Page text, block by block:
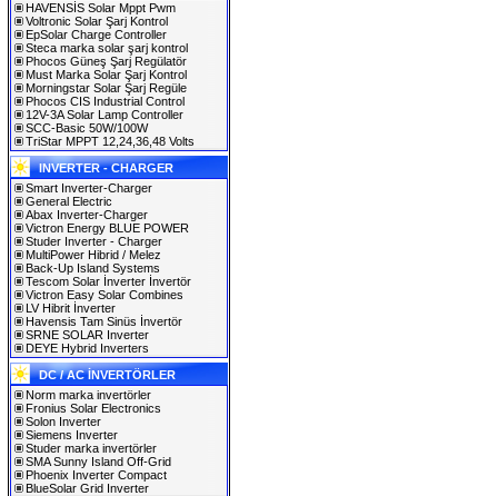
HAVENSİS Solar Mppt Pwm
Voltronic Solar Şarj Kontrol
EpSolar Charge Controller
Steca marka solar şarj kontrol
Phocos Güneş Şarj Regülatör
Must Marka Solar Şarj Kontrol
Morningstar Solar Şarj Regüle
Phocos CIS Industrial Control
12V-3A Solar Lamp Controller
SCC-Basic 50W/100W
TriStar MPPT 12,24,36,48 Volts
INVERTER - CHARGER
Smart Inverter-Charger
General Electric
Abax Inverter-Charger
Victron Energy BLUE POWER
Studer Inverter - Charger
MultiPower Hibrid / Melez
Back-Up Island Systems
Tescom Solar İnverter İnvertör
Victron Easy Solar Combines
LV Hibrit İnverter
Havensis Tam Sinüs İnvertör
SRNE SOLAR Inverter
DEYE Hybrid Inverters
DC / AC İNVERTÖRLER
Norm marka invertörler
Fronius Solar Electronics
Solon Inverter
Siemens Inverter
Studer marka invertörler
SMA Sunny Island Off-Grid
Phoenix Inverter Compact
BlueSolar Grid Inverter